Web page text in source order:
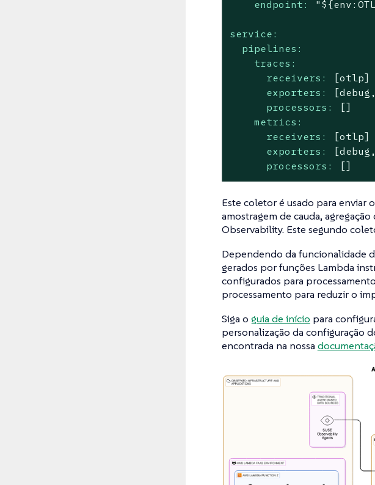
endpoint:
service:
pipelines:
traces:
receivers:
[otlp]
exporters:
[debug,
processors:
[]
metrics:
receivers:
[otlp]
exporters:
[debug,
processors:
[]
Este coletor é usado para enviar
amostragem de cauda,
Observability. Este segundo
Dependendo da funcionalidade
gerados por funções Lambda
configurados para
processamento para reduzir o
Siga o guia de início para
personalização da configuração
encontrada na nossa